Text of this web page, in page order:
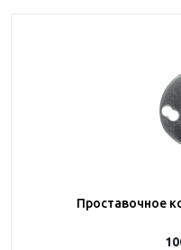
Проставочное